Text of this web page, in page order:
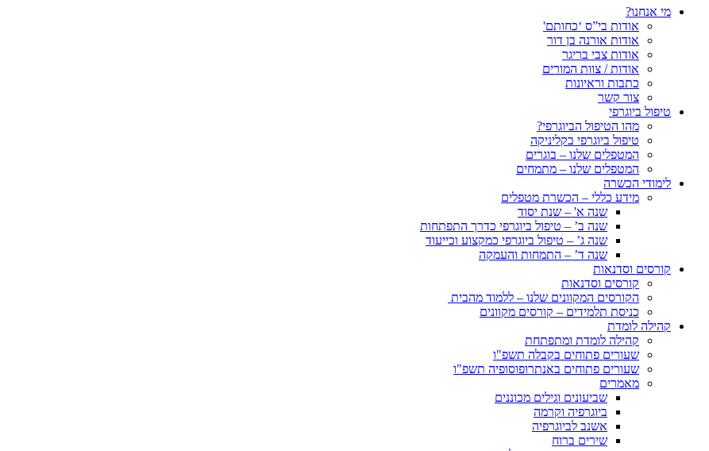
מי אנחנו?
אודות בי”ס ‘כחותם'
אודות אורנה בן דור
אודות צבי בריגר
אודות / צוות המורים
כתבות וראיונות
צור קשר
טיפול ביוגרפי
מהו הטיפול הביוגרפי?
טיפול ביוגרפי בקליניקה
המטפלים שלנו – בוגרים
המטפלים שלנו – מתמחים
לימודי הכשרה
מידע כללי – הכשרת מטפלים
שנה א' – שנת יסוד
שנה ב’ – טיפול ביוגרפי כדרך התפתחות
שנה ג’ – טיפול ביוגרפי כמקצוע וכייעוד
שנה ד’ – התמחות והעמקה
קורסים וסדנאות
קורסים וסדנאות
הקורסים המקוונים שלנו – ללמוד מהבית
כניסת תלמידים – קורסים מקוונים
קהילה לומדת
קהילה לומדת ומתפתחת
שעורים פתוחים בקבלה תשפ"ו
שעורים פתוחים באנתרופוסופיה תשפ"ו
מאמרים
שביעונים וגילים מכוננים
ביוגרפיה וקרמה
אשנב לביוגרפיה
שירים ברוח